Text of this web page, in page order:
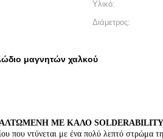
Υλικό:
Διάμετρος:
μαγνητών χαλκού
ΜΕ ΚΑΛΟ SOLDERABILITY
που ντύνεται με ένα πολύ λεπτό στρώμα